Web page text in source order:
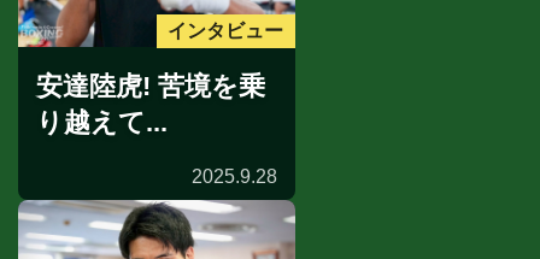
インタビュー
安達陸虎! 苦境を乗
り越えて...
2025.9.28